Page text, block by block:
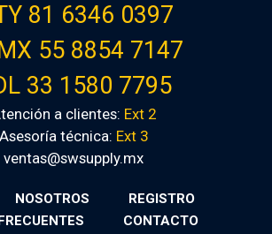
81 6346 0397
55 8854 7147
33 1580 7795
a clientes: Ext 2
Asesoría técnica: Ext 3
ventas@swsupply.mx
NOSOTROS
REGISTRO
CONTACTO